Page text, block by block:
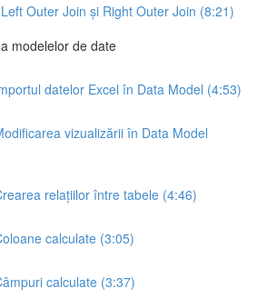
Outer Join și Right Outer Join (8:21)
modelelor de date
datelor Excel în Data Model (4:53)
vizualizării în Data Model
relațiilor între tabele (4:46)
calculate (3:05)
calculate (3:37)